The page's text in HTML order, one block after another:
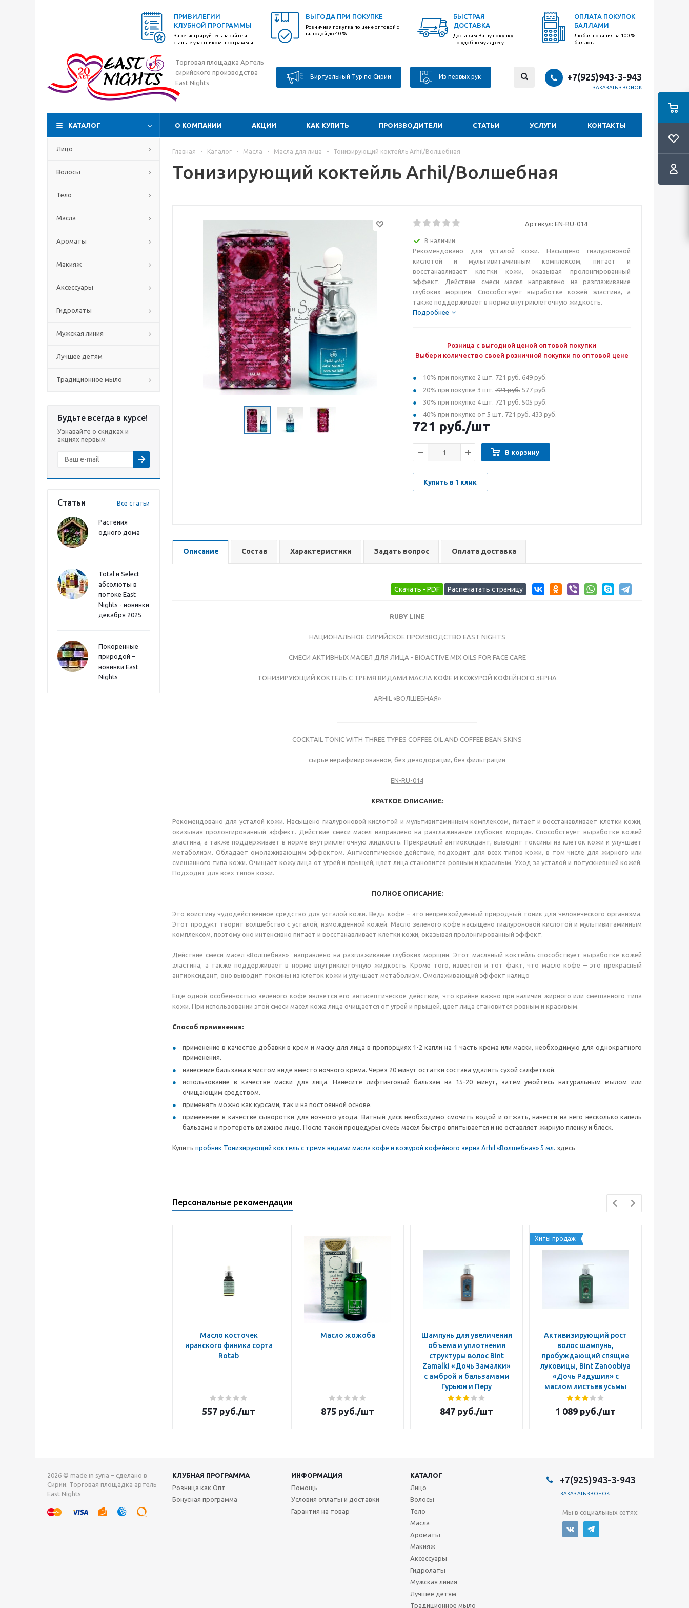
ПРИВИЛЕГИИ
КЛУБНОЙ ПРОГРАММЫ
Зарегистрируйтесь на сайте и
станьте участником программы
ВЫГОДА ПРИ ПОКУПКЕ
Розничная покупка по цене оптовой с
выгодой до 40 %
БЫСТРАЯ
ДОСТАВКА
Доставим Вашу покупку
По удобному адресу
ОПЛАТА ПОКУПОК
БАЛЛАМИ
Любая позиция за 100 %
баллов
Торговая площадка Артель
сирийского производства
East Nights
Виртуальный Тур по Сирии Из первых рук +7(925)943-3-943
ЗАКАЗАТЬ ЗВОНОК
КАТАЛОГ О КОМПАНИИ АКЦИИ КАК КУПИТЬ ПРОИЗВОДИТЕЛИ СТАТЬИ УСЛУГИ КОНТАКТЫ
Лицо
Волосы
Тело
Масла
Ароматы
Макияж
Аксессуары
Гидролаты
Мужская линия
Лучшее детям
Традиционное мыло
Будьте всегда в курсе!
Узнавайте о скидках и
акциях первым
Статьи Все статьи
Растения
одного дома
Total и Select
абсолюты в
потоке East
Nights - новинки
декабря 2025
Покоренные
природой –
новинки East
Nights
Главная - Каталог - Масла - Масла для лица - Тонизирующий коктейль Arhil/Волшебная
Тонизирующий коктейль Arhil/Волшебная
Артикул: EN-RU-014
В наличии
Рекомендовано для усталой кожи. Насыщено гиалуроновой
кислотой и мультивитаминным комплексом, питает и
восстанавливает клетки кожи, оказывая пролонгированный
эффект. Действие смеси масел направлено на разглаживание
глубоких морщин. Способствует выработке кожей эластина, а
также поддерживает в норме внутриклеточную жидкость.
Подробнее
Розница с выгодной ценой оптовой покупки
Выбери количество своей розничной покупки по оптовой цене
10% при покупке 2 шт. 721 руб. 649 руб.
20% при покупке 3 шт. 721 руб. 577 руб.
30% при покупке 4 шт. 721 руб. 505 руб.
40% при покупке от 5 шт. 721 руб. 433 руб.
721 руб./шт
В корзину
Купить в 1 клик
Описание Состав Характеристики Задать вопрос Оплата доставка
RUBY LINE
НАЦИОНАЛЬНОЕ СИРИЙСКОЕ ПРОИЗВОДСТВО EAST NIGHTS
СМЕСИ АКТИВНЫХ МАСЕЛ ДЛЯ ЛИЦА - BIOACTIVE MIX OILS FOR FACE CARE
ТОНИЗИРУЮЩИЙ КОКТЕЛЬ С ТРЕМЯ ВИДАМИ МАСЛА КОФЕ И КОЖУРОЙ КОФЕЙНОГО ЗЕРНА
ARHIL «ВОЛШЕБНАЯ»
COCKTAIL TONIC WITH THREE TYPES COFFEE OIL AND COFFEE BEAN SKINS
сырье нерафинированное, без дезодорации, без фильтрации
EN-RU-014
КРАТКОЕ ОПИСАНИЕ:
Рекомендовано для усталой кожи. Насыщено гиалуроновой кислотой и мультивитаминным комплексом, питает и восстанавливает клетки кожи,
оказывая пролонгированный эффект. Действие смеси масел направлено на разглаживание глубоких морщин. Способствует выработке кожей
эластина, а также поддерживает в норме внутриклеточную жидкость. Прекрасный антиоксидант, выводит токсины из клеток кожи и улучшает
метаболизм. Обладает омолаживающим эффектом. Антисептическое действие, подходит для всех типов кожи, в том числе для жирного или
смешанного типа кожи. Очищает кожу лица от угрей и прыщей, цвет лица становится ровным и красивым. Уход за усталой и потускневшей кожей.
Подходит для всех типов кожи.
ПОЛНОЕ ОПИСАНИЕ:
Это воистину чудодейственное средство для усталой кожи. Ведь кофе – это непревзойденный природный тоник для человеческого организма.
Этот продукт творит волшебство с усталой, изможденной кожей. Масло зеленого кофе насыщено гиалуроновой кислотой и мультивитаминным
комплексом, поэтому оно интенсивно питает и восстанавливает клетки кожи, оказывая пролонгированный эффект.
Действие смеси масел «Волшебная» направлено на разглаживание глубоких морщин. Этот масляный коктейль способствует выработке кожей
эластина, а также поддерживает в норме внутриклеточную жидкость. Кроме того, известен и тот факт, что масло кофе – это прекрасный
антиоксидант, оно выводит токсины из клеток кожи и улучшает метаболизм. Омолаживающий эффект налицо
Еще одной особенностью зеленого кофе является его антисептическое действие, что крайне важно при наличии жирного или смешанного типа
кожи. При использовании этой смеси масел кожа лица очищается от угрей и прыщей, цвет лица становится ровным и красивым.
Способ применения:
применение в качестве добавки в крем и маску для лица в пропорциях 1-2 капли на 1 часть крема или маски, необходимую для однократного
применения.
нанесение бальзама в чистом виде вместо ночного крема. Через 20 минут остатки состава удалить сухой салфеткой.
использование в качестве маски для лица. Нанесите лифтинговый бальзам на 15-20 минут, затем умойтесь натуральным мылом или
очищающим средством.
применять можно как курсами, так и на постоянной основе.
применение в качестве сыворотки для ночного ухода. Ватный диск необходимо смочить водой и отжать, нанести на него несколько капель
бальзама и протереть влажное лицо. После такой процедуры смесь масел быстро впитывается и не оставляет жирную пленку и блеск.
Купить пробник Тонизирующий коктель с тремя видами масла кофе и кожурой кофейного зерна Arhil «Волшебная» 5 мл. здесь
Персональные рекомендации
Масло косточек
иранского финика сорта
Rotab
557 руб./шт
Масло жожоба
875 руб./шт
Шампунь для увеличения
объема и уплотнения
структуры волос Bint
Zamalki «Дочь Замалки»
с амброй и бальзамами
Гурьюн и Перу
847 руб./шт
Хиты продаж
Активизирующий рост
волос шампунь,
пробуждающий спящие
луковицы, Bint Zanoobiya
«Дочь Радушия» с
маслом листьев усьмы
1 089 руб./шт
2026 © made in syria – сделано в
Сирии. Торговая площадка артель
East Nights
КЛУБНАЯ ПРОГРАММА ИНФОРМАЦИЯ
КАТАЛОГ
Розница как Опт
Бонусная программа
Помощь
Условия оплаты и доставки
Гарантия на товар
Лицо
Волосы
Тело
Масла
Ароматы
Макияж
Аксессуары
Гидролаты
Мужская линия
Лучшее детям
Традиционное мыло
+7(925)943-3-943
ЗАКАЗАТЬ ЗВОНОК
Мы в социальных сетях: